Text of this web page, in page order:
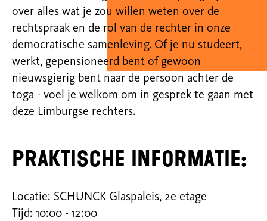
over alles wat je zou willen weten over de
rechtspraak en de rol van de rechter in onze
democratische samenleving. Of je nu studeert,
werkt, gepensioneerd bent of gewoon
nieuwsgierig bent naar de persoon achter de
toga - voel je welkom om in gesprek te gaan met
deze Limburgse rechters.
Praktische informatie:
Locatie: SCHUNCK Glaspaleis, 2e etage
Tijd: 10:00 - 12:00